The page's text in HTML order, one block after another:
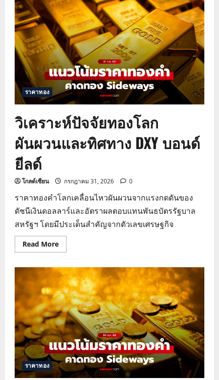
ราคา
ทอง
คำ
ฮั่ว
เซ่ง
เฮง
ปัจจัย
บอนด์
ยี
ลด์
และ
สถานการณ์
โลก
ราคาทอง
วิเคราะห์ปัจจัยทองโลก
ผันผวนและทิศทาง DXY บอนด์
ยีลด์
โกลด์เซียน กรกฎาคม 31, 2026 0
ราคาทองคำโลกเคลื่อนไหวผันผวนจากแรงกดดันของ
ดัชนีเงินดอลลาร์และอัตราผลตอบแทนพันธบัตรรัฐบาล
สหรัฐฯ โดยมีประเด็นสำคัญจากตัวเลขเศรษฐกิจ
Read MoreRead
more
ปัจจัย
ทอง
โลก
ผันผวน
และ
ทิศทาง
DXY
บอนด์
ยี
ลด์
ราคาทอง